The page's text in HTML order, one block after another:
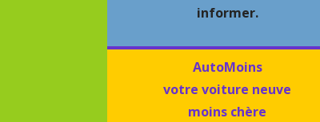
informer.
AutoMoins
votre voiture neuve
moins chère